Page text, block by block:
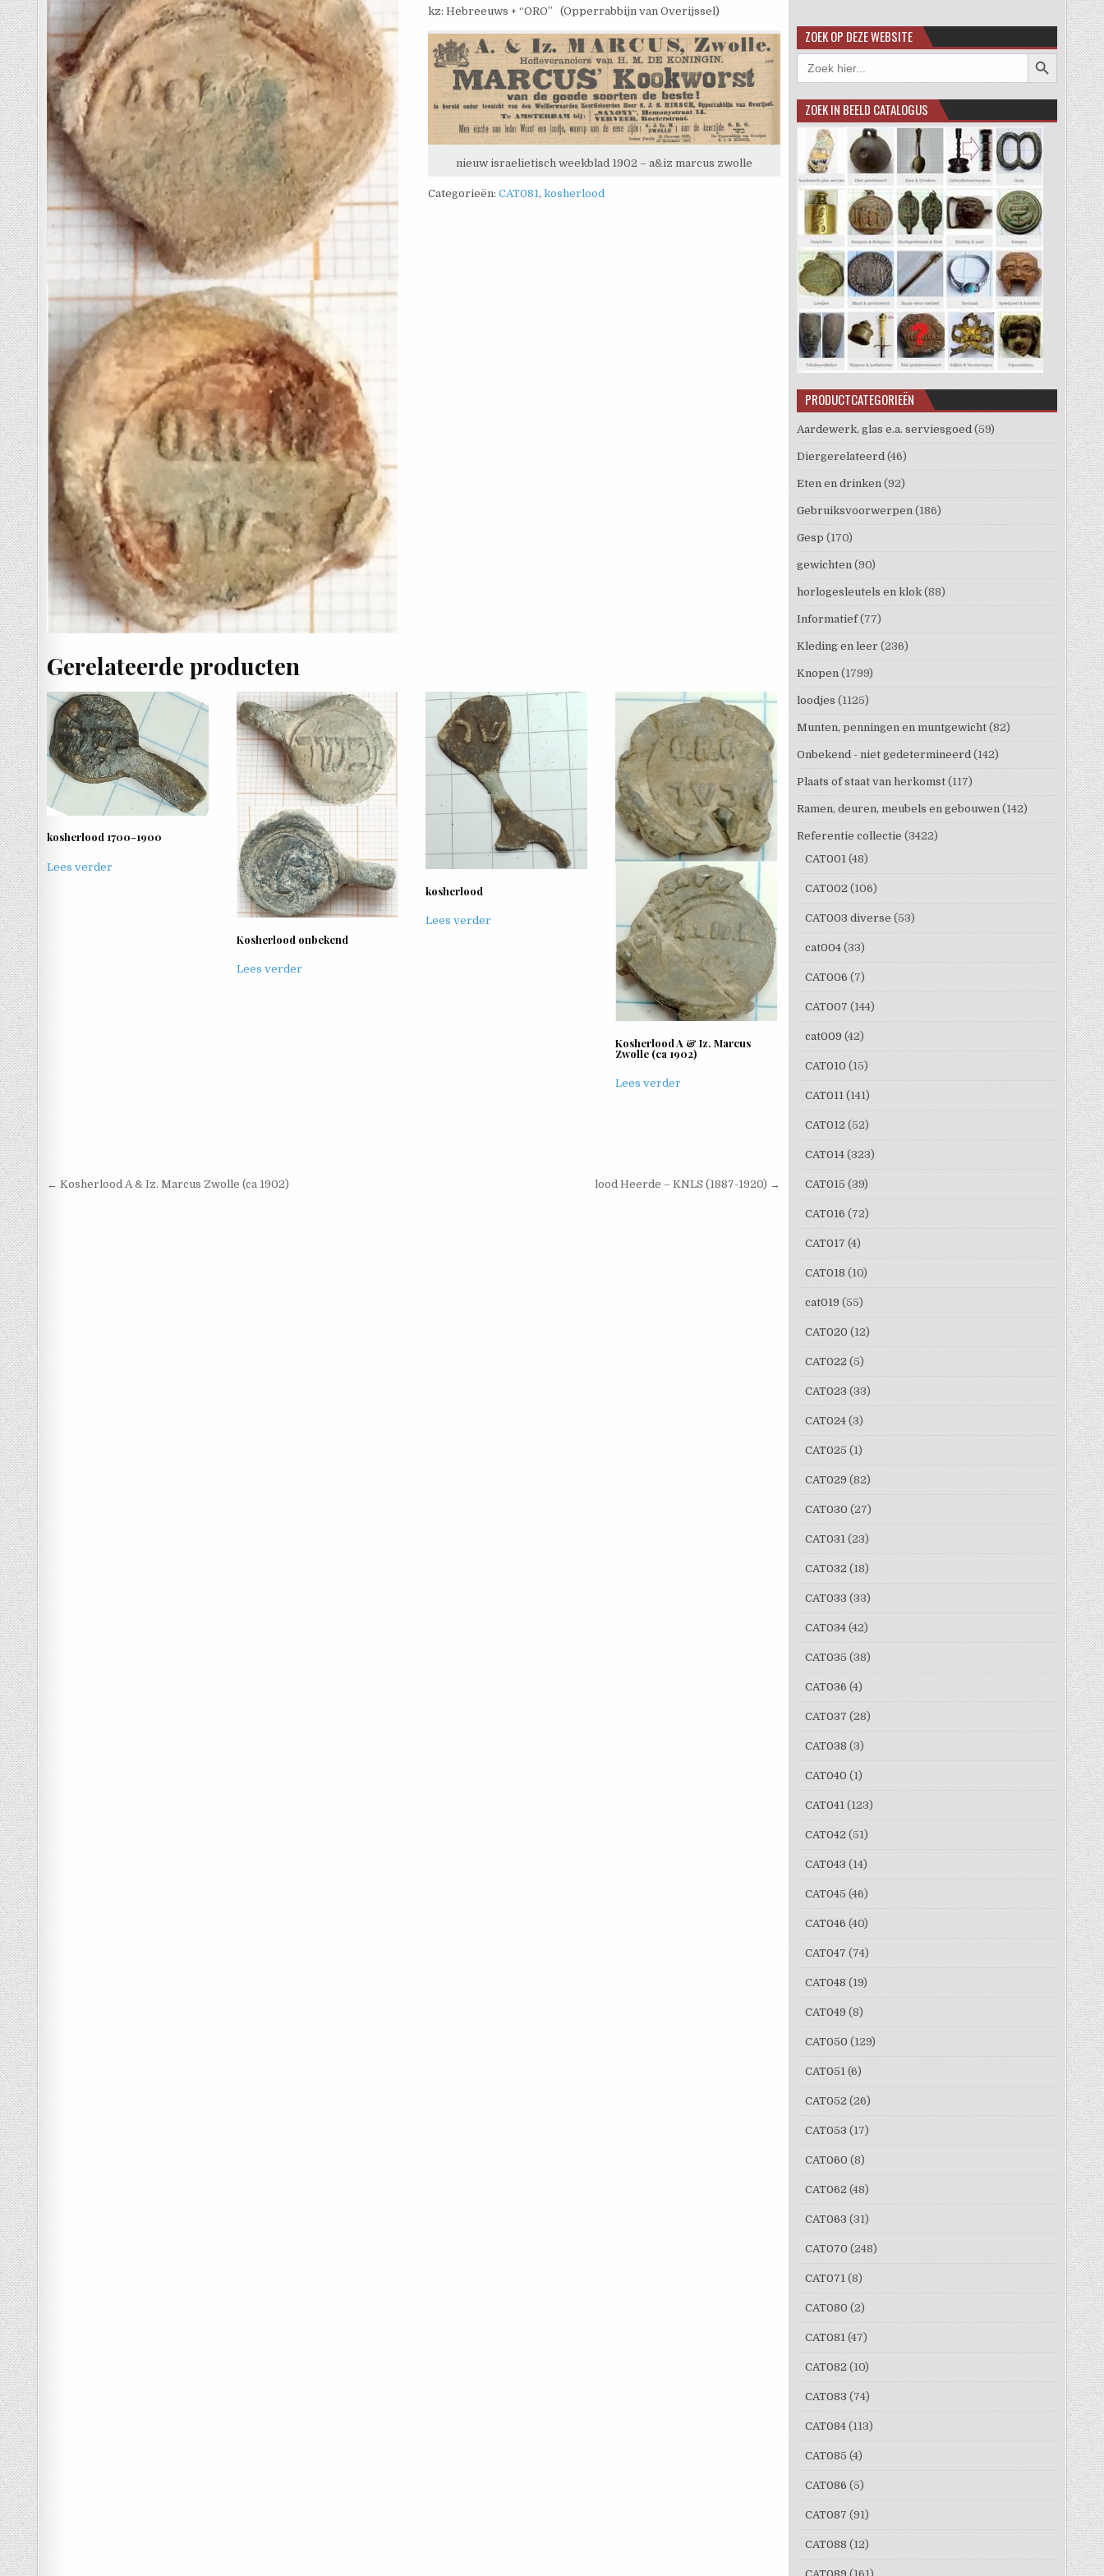
kz: Hebreeuws + “ORO” (Opperrabbijn van Overijssel)
nieuw israelietisch weekblad 1902 – a&iz marcus zwolle
Categorieën:CAT081 ,kosherlood
Gerelateerde producten
kosherlood 1700-1900
Lees verder
Kosherlood onbekend
Lees verder
kosherlood
Lees verder
Kosherlood A & Iz. Marcus
Zwolle (ca 1902)
Lees verder
Berichtnavigatie
← Kosherlood A & Iz. Marcus Zwolle (ca 1902) lood Heerde – KNLS (1887-1920) →
ZOEK OP DEZE WEBSITE
Zoek
naar:
Zoekknop
ZOEK IN BEELD CATALOGUS
PRODUCTCATEGORIEËN
Aardewerk, glas e.a. serviesgoed (59)
Diergerelateerd (46)
Eten en drinken (92)
Gebruiksvoorwerpen (186)
Gesp (170)
gewichten (90)
horlogesleutels en klok (88)
Informatief (77)
Kleding en leer (236)
Knopen (1799)
loodjes (1125)
Munten, penningen en muntgewicht (82)
Onbekend - niet gedetermineerd (142)
Plaats of staat van herkomst (117)
Ramen, deuren, meubels en gebouwen (142)
Referentie collectie (3422)
CAT001 (48)
CAT002 (106)
CAT003 diverse (53)
cat004 (33)
CAT006 (7)
CAT007 (144)
cat009 (42)
CAT010 (15)
CAT011 (141)
CAT012 (52)
CAT014 (323)
CAT015 (39)
CAT016 (72)
CAT017 (4)
CAT018 (10)
cat019 (55)
CAT020 (12)
CAT022 (5)
CAT023 (33)
CAT024 (3)
CAT025 (1)
CAT029 (82)
CAT030 (27)
CAT031 (23)
CAT032 (18)
CAT033 (33)
CAT034 (42)
CAT035 (38)
CAT036 (4)
CAT037 (28)
CAT038 (3)
CAT040 (1)
CAT041 (123)
CAT042 (51)
CAT043 (14)
CAT045 (46)
CAT046 (40)
CAT047 (74)
CAT048 (19)
CAT049 (8)
CAT050 (129)
CAT051 (6)
CAT052 (26)
CAT053 (17)
CAT060 (8)
CAT062 (48)
CAT063 (31)
CAT070 (248)
CAT071 (8)
CAT080 (2)
CAT081 (47)
CAT082 (10)
CAT083 (74)
CAT084 (113)
CAT085 (4)
CAT086 (5)
CAT087 (91)
CAT088 (12)